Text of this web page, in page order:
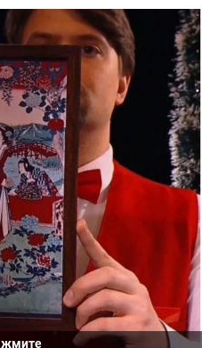
Сато Торакио с
вы могли видеть на
Гога «Автопортрет с
обрезана, а ухо